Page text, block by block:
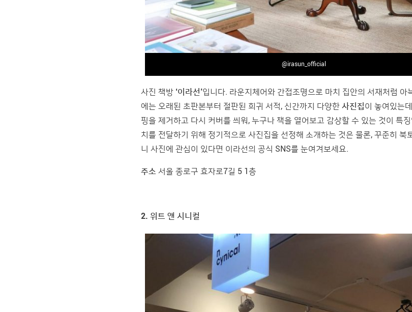
@irasun_official
사진 책방 ‘이라선’입니다. 라운지체어와 간접조명으로 마치 집안의 서재처럼 아
에는 오래된 초판본부터 절판된 희귀 서적, 신간까지 다양한사진집이 놓여있는
핑을 제거하고 다시 커버를 씌워, 누구나 책을 열어보고 감상할 수 있는 것이 특
치를 전달하기 위해 정기적으로 사진집을 선정해 소개하는 것은 물론, 꾸준히 북
니 사진에 관심이 있다면 이라선의 공식 SNS를 눈여겨보세요.
주소 서울 종로구 효자로7길 5 1층
2. 위트 앤 시니컬